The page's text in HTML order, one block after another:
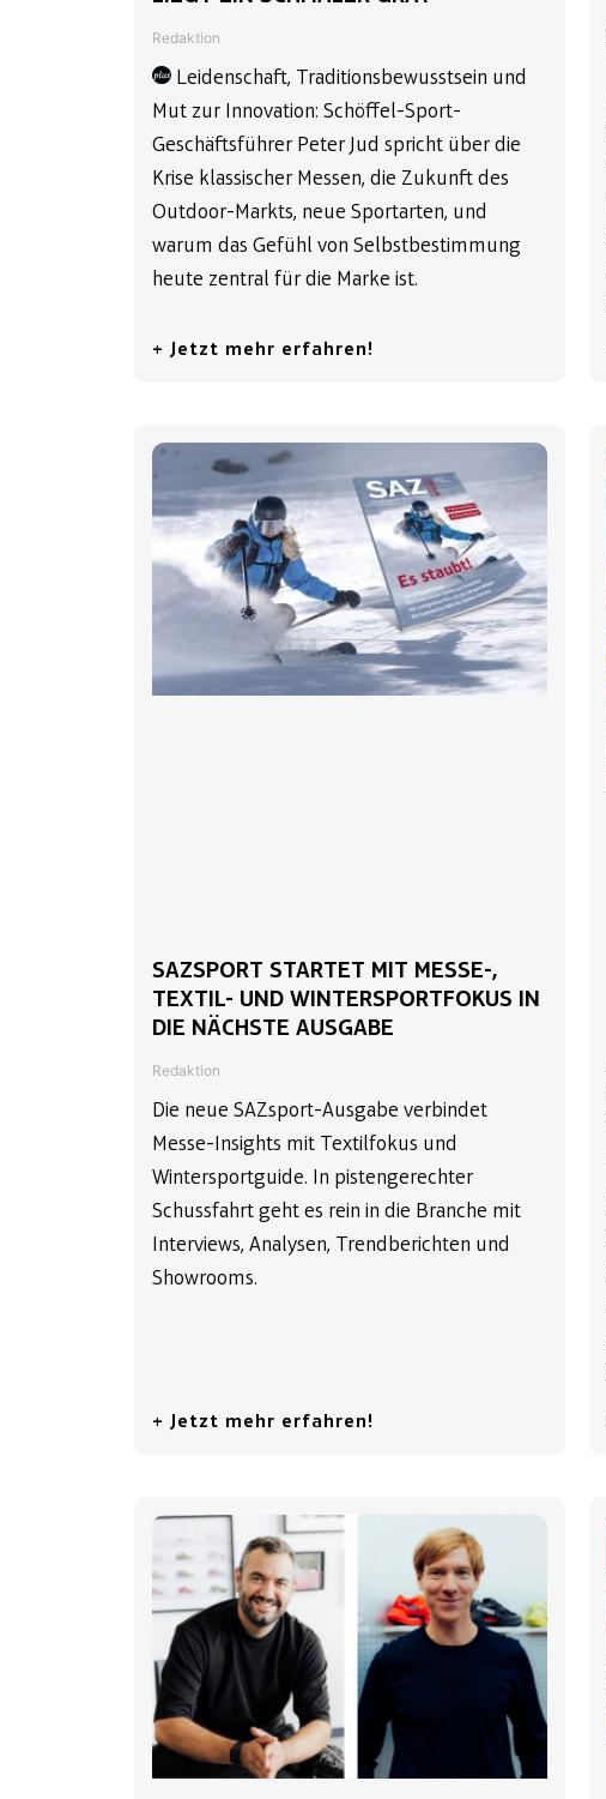
Redaktion
Leidenschaft, Traditionsbewusstsein und
Mut zur Innovation: Schöffel-Sport-
Geschäftsführer Peter Jud spricht über die
Krise klassischer Messen, die Zukunft des
Outdoor-Markts, neue Sportarten, und
warum das Gefühl von Selbstbestimmung
heute zentral für die Marke ist.
+ Jetzt mehr erfahren!
SAZSPORT STARTET MIT MESSE-,
TEXTIL- UND WINTERSPORTFOKUS IN
DIE NÄCHSTE AUSGABE
Redaktion
Die neue SAZsport-Ausgabe verbindet
Messe-Insights mit Textilfokus und
Wintersportguide. In pistengerechter
Schussfahrt geht es rein in die Branche mit
Interviews, Analysen, Trendberichten und
Showrooms.
+ Jetzt mehr erfahren!